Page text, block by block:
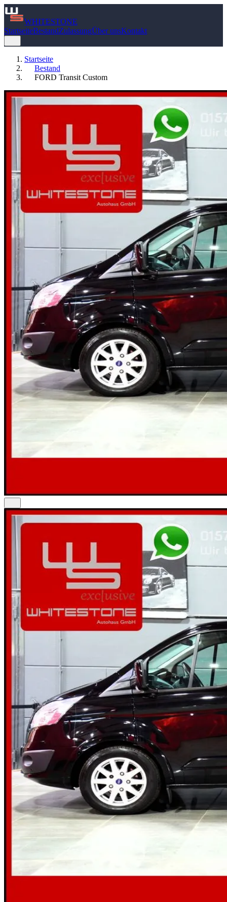
WHITESTONE
StartseiteBestandZulassungÜber unsKontakt
Startseite
Bestand
FORD Transit Custom